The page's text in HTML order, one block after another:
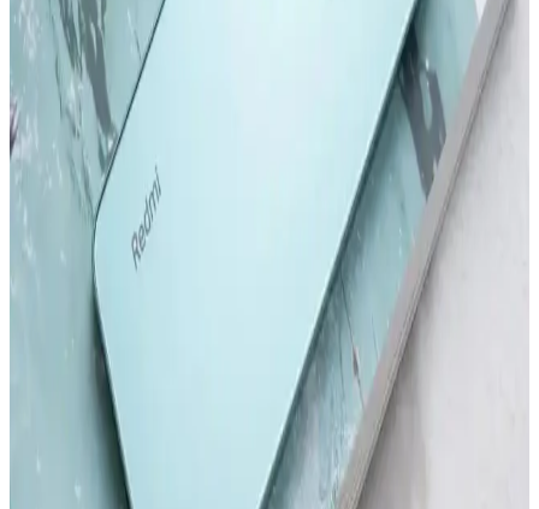
Samsung Galaxy S24 ve S24 Ultra modellerinin tasarım, ekran,
kamera ve performans özelliklerini karşılaştırıyoruz. Güncellemeler
ve kullanıcı deneyimleriyle ilgili önemli bilgiler içerir.
Redmi Note 11 Pro ve Redmi Note 12 Pro
Karşılaştırması: Özellikler ve Farklar
Redmi Note 11 Pro ve Redmi Note 12 Pro modellerinin tasarım,
performans, kamera ve batarya özelliklerini karşılaştırıyoruz. Hangi
modelin ihtiyaçlarınıza uygun olduğunu belirlemenize yardımcı olur.
Samsung'un İlk Akıllı Telefonu ve Teknolojideki
Gelişimi Üzerine Detaylı İnceleme
Samsung'un ilk akıllı telefonu hakkında bilgi olmamakla birlikte,
markanın teknoloji yolculuğu ve Galaxy serisinin gelişimi öne
Akıllı Telefon ve Tabletlerde Dosya Temizleme ve
Performans Optimizasyonu